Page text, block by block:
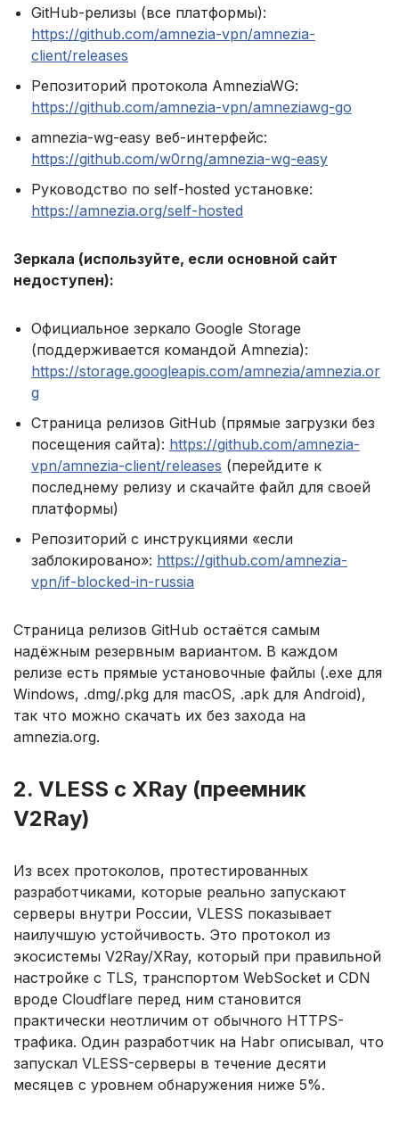
GitHub-релизы (все платформы):
https://github.com/amnezia-vpn/amnezia-
client/releases
Репозиторий протокола AmneziaWG:
https://github.com/amnezia-vpn/amneziawg-go
amnezia-wg-easy веб-интерфейс:
https://github.com/w0rng/amnezia-wg-easy
Руководство по self-hosted установке:
https://amnezia.org/self-hosted
Зеркала (используйте, если основной сайт
недоступен):
Официальное зеркало Google Storage
(поддерживается командой Amnezia):
https://storage.googleapis.com/amnezia/amnezia.or
g
Страница релизов GitHub (прямые загрузки без
посещения сайта): https://github.com/amnezia-
vpn/amnezia-client/releases (перейдите к
последнему релизу и скачайте файл для своей
платформы)
Репозиторий с инструкциями «если
заблокировано»: https://github.com/amnezia-
vpn/if-blocked-in-russia
Страница релизов GitHub остаётся самым
надёжным резервным вариантом. В каждом
релизе есть прямые установочные файлы (.exe для
Windows, .dmg/.pkg для macOS, .apk для Android),
так что можно скачать их без захода на
amnezia.org.
2. VLESS с XRay (преемник
V2Ray)
Из всех протоколов, протестированных
разработчиками, которые реально запускают
серверы внутри России, VLESS показывает
наилучшую устойчивость. Это протокол из
экосистемы V2Ray/XRay, который при правильной
настройке с TLS, транспортом WebSocket и CDN
вроде Cloudflare перед ним становится
практически неотличим от обычного HTTPS-
трафика. Один разработчик на Habr описывал, что
запускал VLESS-серверы в течение десяти
месяцев с уровнем обнаружения ниже 5%.